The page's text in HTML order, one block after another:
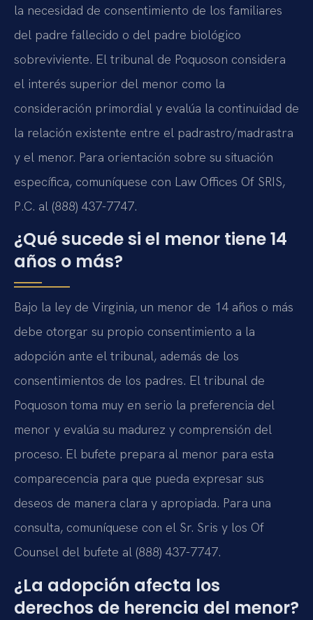
la necesidad de consentimiento de los familiares
del padre fallecido o del padre biológico
sobreviviente. El tribunal de Poquoson considera
el interés superior del menor como la
consideración primordial y evalúa la continuidad de
la relación existente entre el padrastro/madrastra
y el menor. Para orientación sobre su situación
específica, comuníquese con Law Offices Of SRIS,
P.C. al (888) 437-7747.
¿Qué sucede si el menor tiene 14
años o más?
Bajo la ley de Virginia, un menor de 14 años o más
debe otorgar su propio consentimiento a la
adopción ante el tribunal, además de los
consentimientos de los padres. El tribunal de
Poquoson toma muy en serio la preferencia del
menor y evalúa su madurez y comprensión del
proceso. El bufete prepara al menor para esta
comparecencia para que pueda expresar sus
deseos de manera clara y apropiada. Para una
consulta, comuníquese con el Sr. Sris y los Of
Counsel del bufete al (888) 437-7747.
¿La adopción afecta los
derechos de herencia del menor?